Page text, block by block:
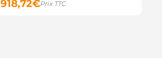
918,72€Prix TTC